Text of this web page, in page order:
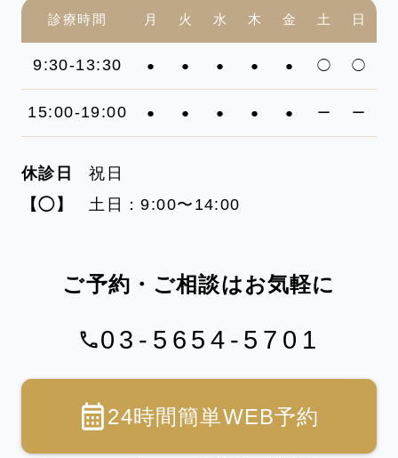
診療時間 月 火 水 木 金 土 日
9:30-13:30 ● ● ● ● ● ◯ ◯
15:00-19:00 ● ● ● ● ● ー ー
休診日
祝日
【◯】
土日：9:00〜14:00
ご予約・ご相談はお気軽に
03-5654-5701
24時間簡単WEB予約